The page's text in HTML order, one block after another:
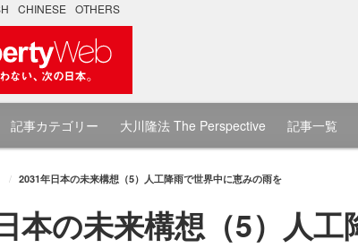
CHINESE OTHERS
記事カテゴリー 大川隆法 The Perspective 記事一覧
2031年日本の未来構想（5）人工降雨で世界中に恵みの雨を
本の未来構想（5）人